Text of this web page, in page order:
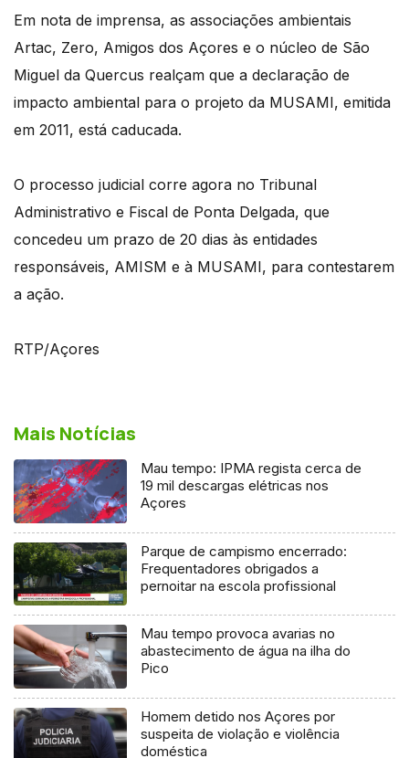
Em nota de imprensa, as associações ambientais
Artac, Zero, Amigos dos Açores e o núcleo de São
Miguel da Quercus realçam que a declaração de
impacto ambiental para o projeto da MUSAMI, emitida
em 2011, está caducada.
O processo judicial corre agora no Tribunal
Administrativo e Fiscal de Ponta Delgada, que
concedeu um prazo de 20 dias às entidades
responsáveis, AMISM e à MUSAMI, para contestarem
a ação.
RTP/Açores
Mais Notícias
Mau tempo: IPMA regista cerca de
19 mil descargas elétricas nos
Açores
Parque de campismo encerrado:
Frequentadores obrigados a
pernoitar na escola profissional
Mau tempo provoca avarias no
abastecimento de água na ilha do
Pico
Homem detido nos Açores por
suspeita de violação e violência
doméstica